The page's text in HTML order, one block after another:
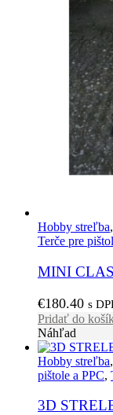
Hobby streľba,
Terče pre
MINI
€180.40 s
Pridať do
Náhľad
Hobby streľba,
pištole a PPC,
3D